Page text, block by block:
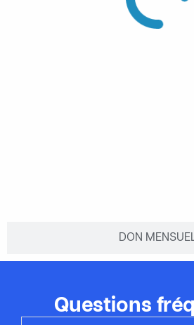
DON
Questions